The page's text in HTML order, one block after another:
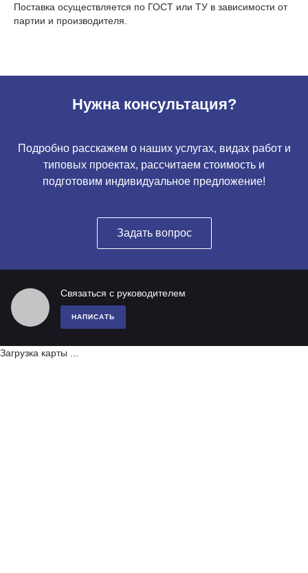
Поставка осуществляется по ГОСТ или ТУ в зависимости от
партии и производителя.
Нужна консультация?
Подробно расскажем о наших услугах, видах работ и
типовых проектах, рассчитаем стоимость и
подготовим индивидуальное предложение!
Задать вопрос
Связаться с руководителем
НАПИСАТЬ
Загрузка карты ...